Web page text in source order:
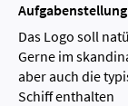
Aufgabenstellung
Das Logo soll
Gerne im
aber auch die
Schiff enthalten